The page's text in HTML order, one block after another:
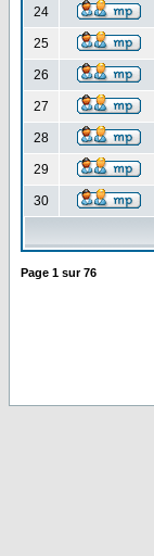
24
25
26
27
28
29
30
Page 1 sur76